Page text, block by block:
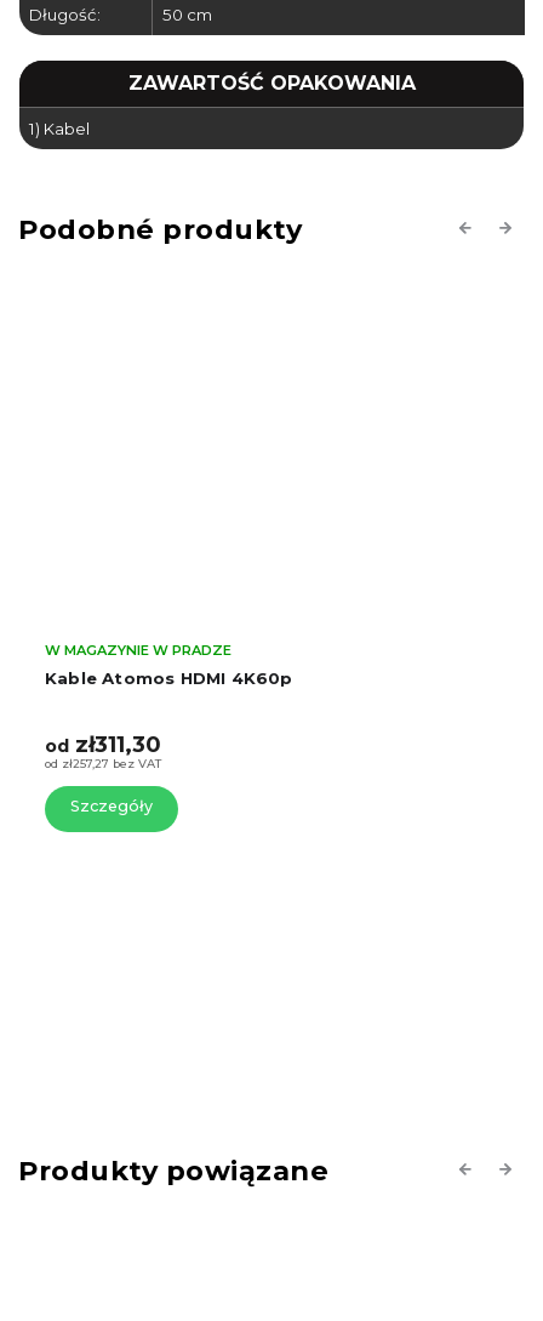
Długość: 50 cm
ZAWARTOŚĆ OPAKOWANIA
1) Kabel
Previous
Kable Atomos HDMI 4K60p
W MAGAZYNIE W PRADZE
od zł257,27 bez VAT
od zł311,30
Szczegóły
Next
Produkty powiązane Previous
Next